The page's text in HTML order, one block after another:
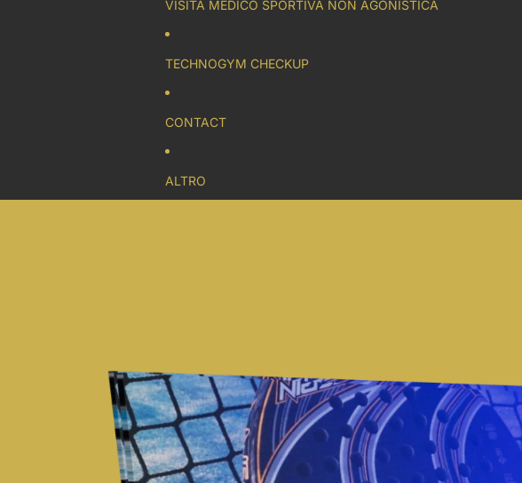
VISITA MEDICO SPORTIVA NON AGONISTICA
TECHNOGYM CHECKUP
CONTACT
ALTRO